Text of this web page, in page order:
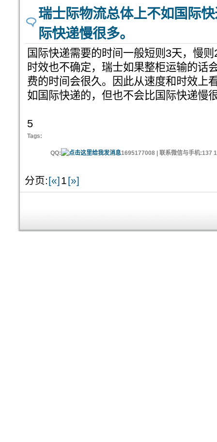
瑞士际物流总体上不如国际
际快递慢很多。
国际快递需要的时间一般短则3天，慢
时效也不确定，瑞士如果整柜运输的话
费的时间会很久。因此从速度和时效上
如国际快递的，但也不会比国际快递慢
5
Tags:
QQ: 1695177008 | 联系微信与手机:137
分页:[«]1[»]